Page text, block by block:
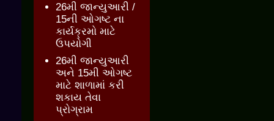
26મી જાન્યુઆરી /
15ની ઓગષ્ટ ના
કાર્યક્રમો માટે
ઉપયોગી
26મી જાન્યુઆરી
અને 15મી ઓગષ્ટ
માટે શાળામાં કરી
શકાય તેવા
પ્રોગ્રામ